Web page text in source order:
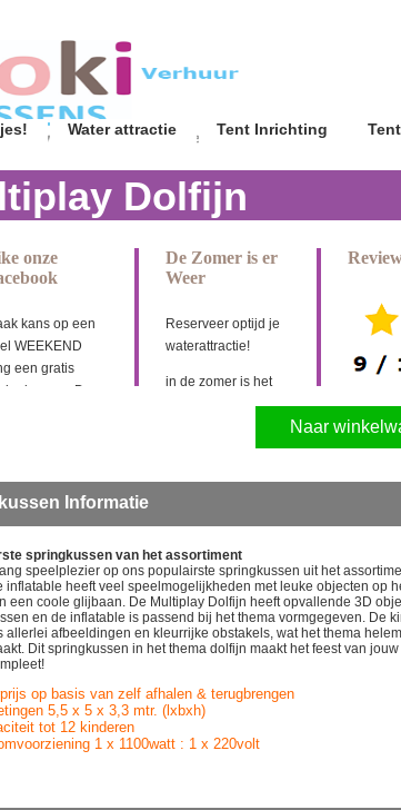
Water attractie Tent Inrichting
Dolfijn
onze
kans op een
WEEKEND
een gratis
De
en DEEL onze
pagina
geweldige
De Zomer is er
Weer
Reserveer optijd je
waterattractie!
in de zomer is het
water te spelen
glijbanen,
buikschuifbanen
enz
Naar
Informatie
springkussen van het assortiment
speelplezier op ons populairste springkussen uit het
inflatable heeft veel speelmogelijkheden met leuke objecten op
een coole glijbaan. De Multiplay Dolfijn heeft opvallende 3D
en de inflatable is passend bij het thema vormgegeven. De
allerlei afbeeldingen en kleurrijke obstakels, wat het thema
Dit springkussen in het thema dolfijn maakt het feest van
op basis van zelf afhalen & terugbrengen
5,5 x 5 x 3,3 mtr. (lxbxh)
tot 12 kinderen
1 x 1100watt : 1 x 220volt